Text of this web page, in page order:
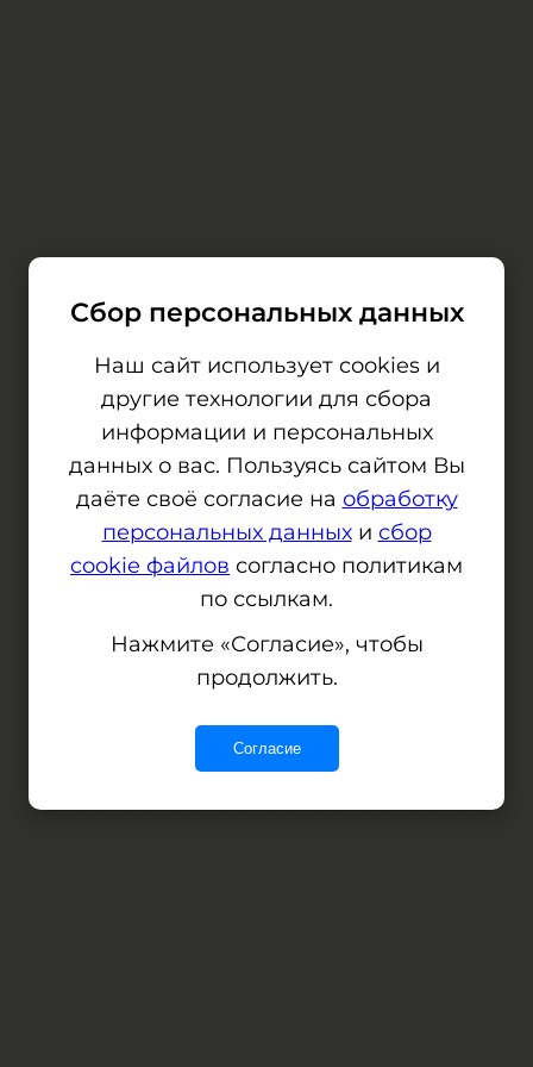
работаем над этим
Сбор персональных данных
Наш сайт использует cookies и
другие технологии для сбора
информации и персональных
данных о вас. Пользуясь сайтом Вы
даёте своё согласие на обработку
персональных данныхи сбор
cookie файлов согласно политикам
по ссылкам.
Нажмите «Согласие», чтобы
продолжить.
Согласие